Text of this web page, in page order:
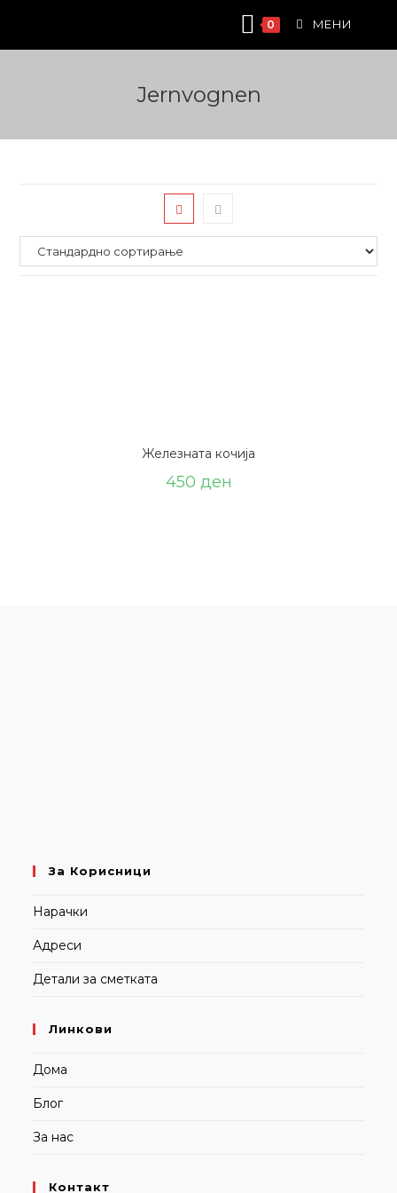
content
0 МЕНИ
Jernvognen
Железната кочија
450 ден
За Корисници
Нарачки
Адреси
Детали за сметката
Линкови
Дома
Блог
За нас
Контакт